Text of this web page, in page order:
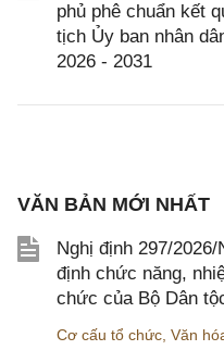
phủ phê chuẩn kết
tịch Ủy ban nhân
2026 - 2031
VĂN BẢN MỚI NHẤT
Nghị định 297/
định chức năng,
chức của Bộ Dân
Cơ cấu tổ chức Văn